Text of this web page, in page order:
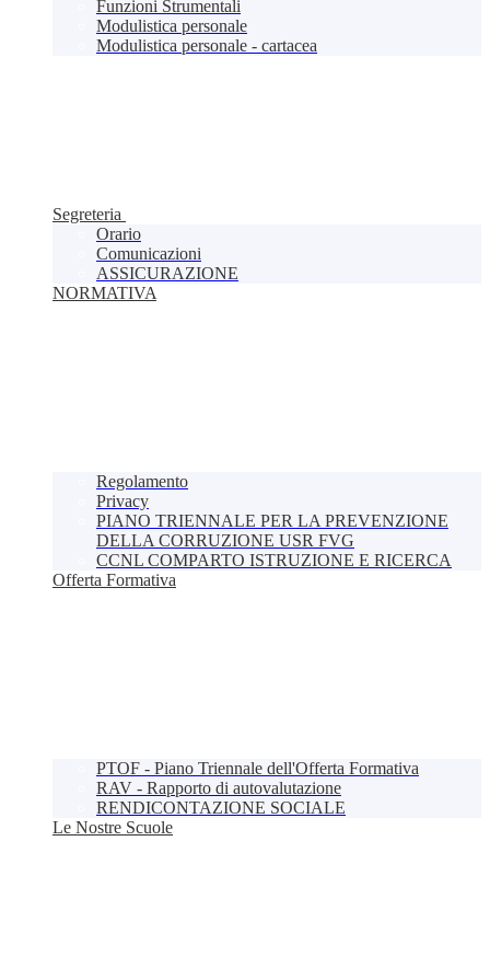
Funzioni Strumentali
Modulistica personale
Modulistica personale - cartacea
Segreteria
Orario
Comunicazioni
ASSICURAZIONE
NORMATIVA
Regolamento
Privacy
PIANO TRIENNALE PER LA PREVENZIONE
DELLA CORRUZIONE USR FVG
CCNL COMPARTO ISTRUZIONE E RICERCA
Offerta Formativa
PTOF - Piano Triennale dell'Offerta Formativa
RAV - Rapporto di autovalutazione
RENDICONTAZIONE SOCIALE
Le Nostre Scuole